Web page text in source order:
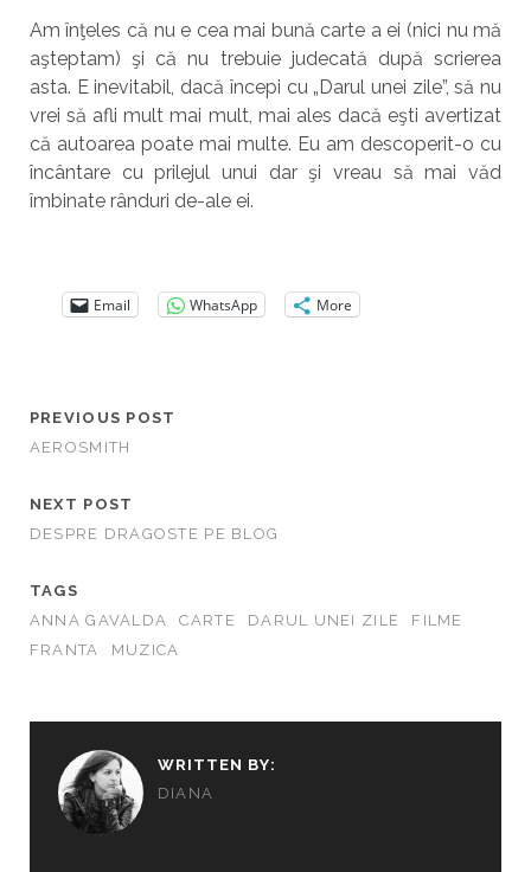
Am înţeles că nu e cea mai bună carte a ei (nici nu mă
aşteptam) şi că nu trebuie judecată după scrierea
asta. E inevitabil, dacă începi cu „Darul unei zile”, să nu
vrei să afli mult mai mult, mai ales dacă eşti avertizat
că autoarea poate mai multe. Eu am descoperit-o cu
încântare cu prilejul unui dar şi vreau să mai văd
îmbinate rânduri de-ale ei.
Email WhatsApp More
PREVIOUS POST
AEROSMITH
NEXT POST
DESPRE DRAGOSTE PE BLOG
TAGS
ANNA GAVALDA
CARTE DARUL UNEI ZILE
FILME
FRANTA
MUZICA
WRITTEN BY:
DIANA